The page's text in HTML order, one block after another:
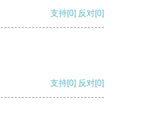
支持[0] 反对[0]
支持[0] 反对[0]